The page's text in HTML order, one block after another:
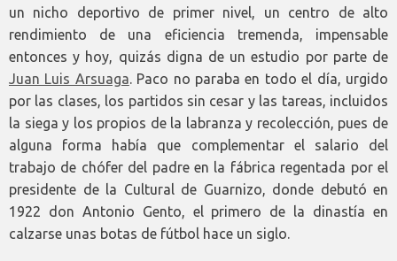
un nicho deportivo de primer nivel, un centro de alto
rendimiento de una eficiencia tremenda, impensable
entonces y hoy, quizás digna de un estudio por parte de
Juan Luis Arsuaga. Paco no paraba en todo el día, urgido
por las clases, los partidos sin cesar y las tareas, incluidos
la siega y los propios de la labranza y recolección, pues de
alguna forma había que complementar el salario del
trabajo de chófer del padre en la fábrica regentada por el
presidente de la Cultural de Guarnizo, donde debutó en
1922 don Antonio Gento, el primero de la dinastía en
calzarse unas botas de fútbol hace un siglo.